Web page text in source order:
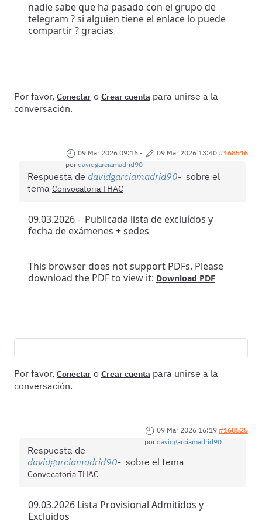
nadie sabe que ha pasado con el grupo de
telegram ? si alguien tiene el enlace lo puede
compartir ? gracias
Por favor, Conectar o Crear cuenta para unirse a la
conversación.
09 Mar 2026 09:16 - 09 Mar 2026 13:40 #168516
pordavidgarciamadrid90
Respuesta de davidgarciamadrid90
sobre el
tema Convocatoria THAC
09.03.2026 - Publicada lista de excluídos y
fecha de exámenes + sedes
This browser does not support PDFs. Please
download the PDF to view it: Download PDF
Por favor, Conectar o Crear cuenta para unirse a la
conversación.
09 Mar 2026 16:19 #168525
pordavidgarciamadrid90
Respuesta de
davidgarciamadrid90
sobre el tema
Convocatoria THAC
09.03.2026 Lista Provisional Admitidos y
Excluidos